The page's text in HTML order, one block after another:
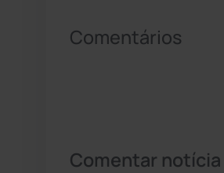
Comentários
Comentar notícia